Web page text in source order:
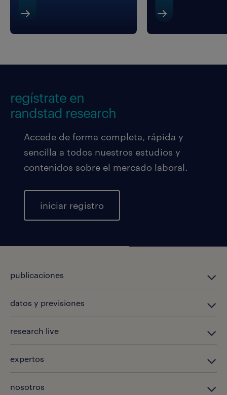
regístrate en
randstad research
Accede de forma completa, rápida y
sencilla a todos nuestros estudios y
contenidos sobre el mercado laboral.
iniciar registro
publicaciones
datos y previsiones
research live
expertos
nosotros